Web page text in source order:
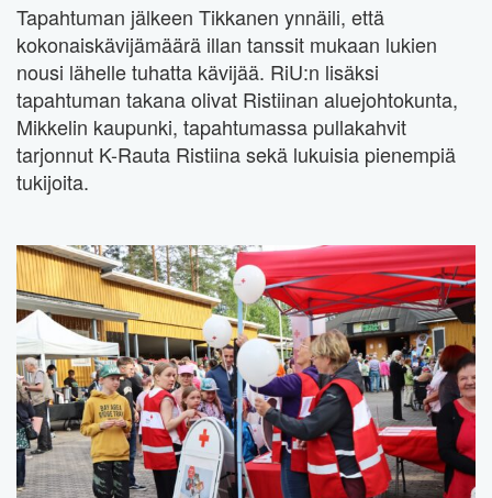
Tapahtuman jälkeen Tikkanen ynnäili, että
kokonaiskävijämäärä illan tanssit mukaan lukien
nousi lähelle tuhatta kävijää. RiU:n lisäksi
tapahtuman takana olivat Ristiinan aluejohtokunta,
Mikkelin kaupunki, tapahtumassa pullakahvit
tarjonnut K-Rauta Ristiina sekä lukuisia pienempiä
tukijoita.